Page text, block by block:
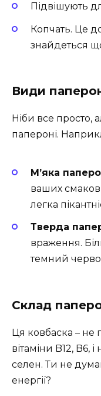
Підвішують
Копчать. Це
знайдеться
Види
Ніби все просто,
папероні.
М’яка
ваших
легка
Тверда
враження.
темний
Склад
Ця ковбаска – не
вітаміни B12, B6,
селен. Ти не
енергії?